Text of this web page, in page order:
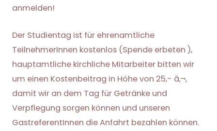
anmelden!
Der Studientag ist für ehrenamtliche
TeilnehmerInnen kostenlos (Spende erbeten ),
hauptamtliche kirchliche Mitarbeiter bitten wir
um einen Kostenbeitrag in Höhe von 25,- â‚¬,
damit wir an dem Tag für Getränke und
Verpflegung sorgen können und unseren
GastreferentInnen die Anfahrt bezahlen können.